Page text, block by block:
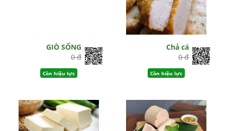
GIÒ SỐNG
0 đ
Còn hiệu lực
Chả cá
0 đ
Còn hiệu lực